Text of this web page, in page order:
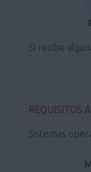
Si recibe
REQUISITOS
Sistemas